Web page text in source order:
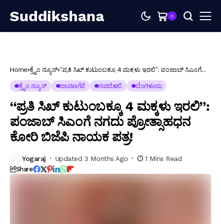
Suddikshana 0
Home ಕ್ರೈಂ ನ್ಯೂಸ್ “ಪ್ರತಿ ಸಿಖ್ ಕುಟುಂಬಕ್ಕೂ 4 ಮಕ್ಕಳು ಇರಲಿ”: ಪಂಜಾಬ್ ಸಿಎಂಗೆ
ಕ್ರೈಂ ನ್ಯೂಸ್ ದಾವಣಗೆರೆ ನವದೆಹಲಿ ಬೆಂಗಳೂರು
“ಪ್ರತಿ ಸಿಖ್ ಕುಟುಂಬಕ್ಕೂ 4 ಮಕ್ಕಳು ಇರಲಿ”:
ಪಂಜಾಬ್ ಸಿಎಂಗೆ ನಗದು ಪ್ರೋತ್ಸಾಹಧನ
ಕೋರಿ ಬಿಜೆಪಿ ನಾಯಕ ಪತ್ರ!
Yogaraj Updated 3 Months Ago 1 Mins Read
Share